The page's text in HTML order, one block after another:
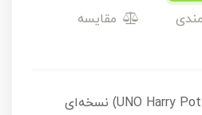
مقایسه
(UNO Harry Potter) نسخه‌ای